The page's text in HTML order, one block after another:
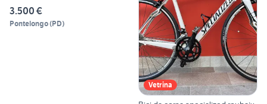
3.500 €
Pontelongo(PD)
Vetrina